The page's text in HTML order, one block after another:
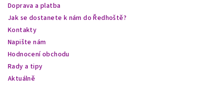
Doprava a platba
Jak se dostanete k nám do Ředhoště?
Kontakty
Napište nám
Hodnocení obchodu
Rady a tipy
Aktuálně